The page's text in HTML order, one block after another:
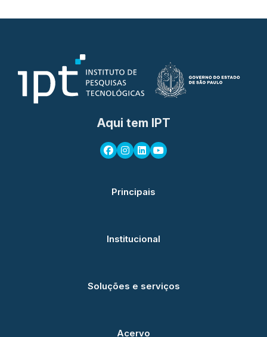
Aqui tem IPT
Principais
Institucional
Soluções e serviços
Acervo